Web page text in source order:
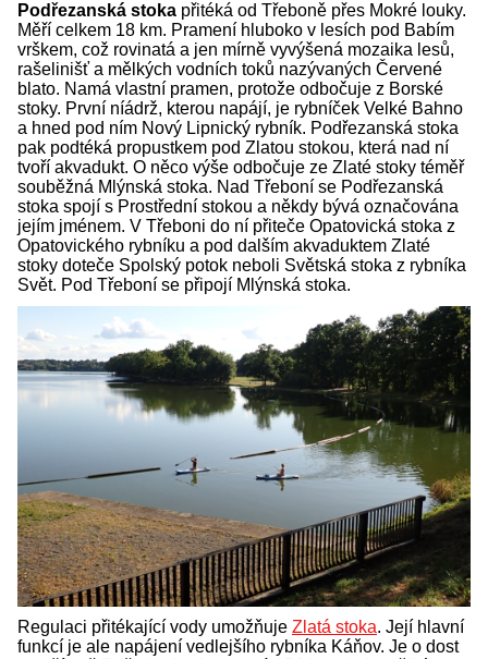
Podřezanská stoka přitéká od Třeboně přes Mokré louky.
Měří celkem 18 km. Pramení hluboko v lesích pod Babím
vrškem, což rovinatá a jen mírně vyvýšená mozaika lesů,
rašelinišť a mělkých vodních toků nazývaných Červené
blato. Namá vlastní pramen, protože odbočuje z Borské
stoky. První níádrž, kterou napájí, je rybníček Velké Bahno
a hned pod ním Nový Lipnický rybník. Podřezanská stoka
pak podtéká propustkem pod Zlatou stokou, která nad ní
tvoří akvadukt. O něco výše odbočuje ze Zlaté stoky téměř
souběžná Mlýnská stoka. Nad Třeboní se Podřezanská
stoka spojí s Prostřední stokou a někdy bývá označována
jejím jménem. V Třeboni do ní přiteče Opatovická stoka z
Opatovického rybníku a pod dalším akvaduktem Zlaté
stoky doteče Spolský potok neboli Světská stoka z rybníka
Svět. Pod Třeboní se připojí Mlýnská stoka.
Regulaci přitékající vody umožňuje Zlatá stoka. Její hlavní
funkcí je ale napájení vedlejšího rybníka Káňov. Je o dost